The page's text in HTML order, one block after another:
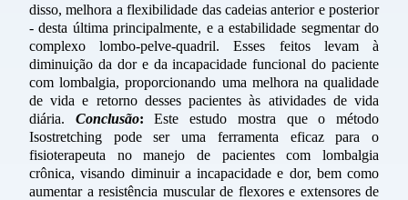
disso, melhora a flexibilidade das cadeias anterior e posterior
- desta última principalmente, e a estabilidade segmentar do
complexo lombo-pelve-quadril. Esses feitos levam à
diminuição da dor e da incapacidade funcional do paciente
com lombalgia, proporcionando uma melhora na qualidade
de vida e retorno desses pacientes às atividades de vida
diária. Conclusão: Este estudo mostra que o método
Isostretching pode ser uma ferramenta eficaz para o
fisioterapeuta no manejo de pacientes com lombalgia
crônica, visando diminuir a incapacidade e dor, bem como
aumentar a resistência muscular de flexorese extensores de